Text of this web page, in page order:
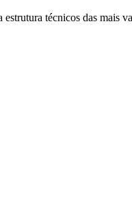
técnicos das mais